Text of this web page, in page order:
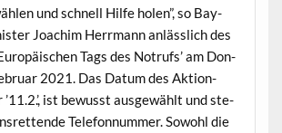
und schnell Hil­fe holen”, so Bay­
Joachim Her­rmann anlässlich des
Tags des Notrufs’ am Don­
2021. Das Datum des Aktion­
’11.2.’, ist bewusst aus­gewählt und ste­
Tele­fon­num­mer. Sowohl die